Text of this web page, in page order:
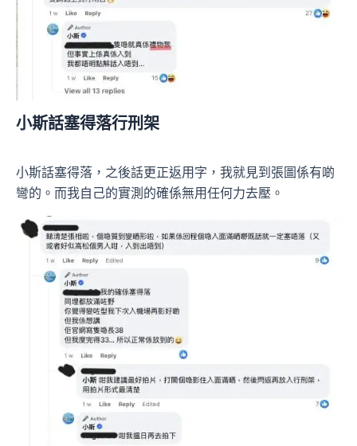
小斯話塞得落行刑架
小斯話塞得落，之後話更正返用字，我就見到張圖係有啲
彎的。而我自己的實測的確係無用任何力去壓。